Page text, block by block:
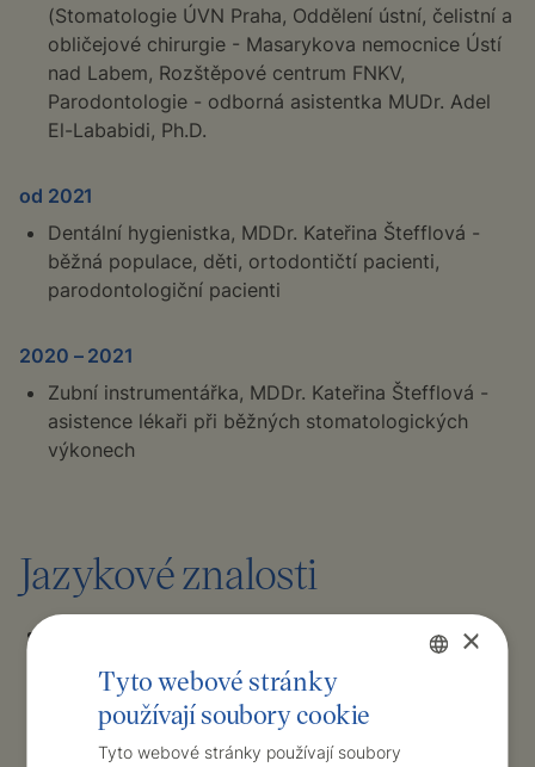
(Stomatologie ÚVN Praha, Oddělení ústní, čelistní a
obličejové chirurgie - Masarykova nemocnice Ústí
nad Labem, Rozštěpové centrum FNKV,
Parodontologie - odborná asistentka MUDr. Adel
El-Lababidi, Ph.D.
od 2021
Dentální hygienistka, MDDr. Kateřina Štefflová -
běžná populace, děti, ortodontičtí pacienti,
parodontologiční pacienti
2020 – 2021
Zubní instrumentářka, MDDr. Kateřina Štefflová -
asistence lékaři při běžných stomatologických
výkonech
Jazykové znalosti
Slovenský jazyk - plynně
×
Tyto webové stránky
používají soubory cookie
Tyto webové stránky používají soubory